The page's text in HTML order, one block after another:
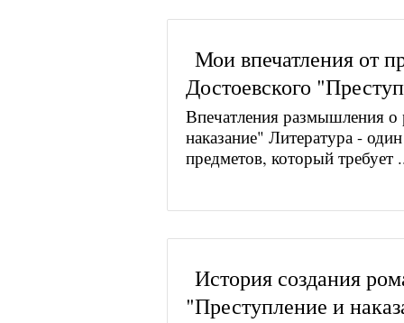
Мои впечатления от
Достоевского
Впечатления размышления
наказание" Литература -
предметов, который требует
История создания
"Преступление и